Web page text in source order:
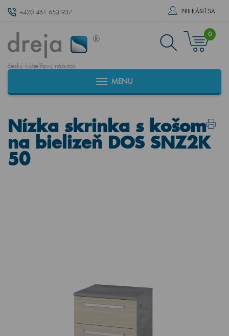
+420 461 653 937 PRIHLÁSIŤ SA
český kúpeľňový nábytok
0
MENU
Nízka skrinka s košom
na bielizeň DOS SNZ2K
50